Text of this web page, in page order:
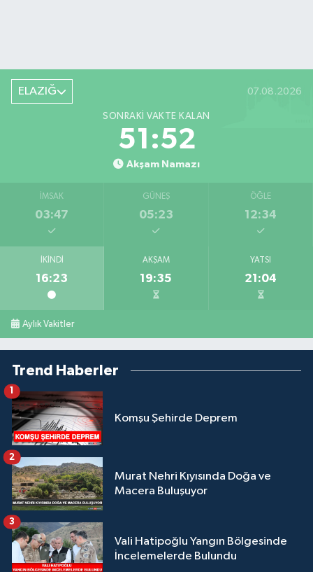
ELAZIĞ 07.08.2026
SONRAKI VAKTE KALAN
51:51
Akşam Namazı
İMSAK
03:47
GÜNEŞ
05:23
ÖĞLE
12:34
İKINDI
16:23
AKŞAM
19:35
YATSI
21:04
Aylık Vakitler
Trend Haberler
Komşu Şehirde Deprem
Murat Nehri Kıyısında Doğa ve
Macera Buluşuyor
2
Vali Hatipoğlu Yangın Bölgesinde
İncelemelerde Bulundu
3